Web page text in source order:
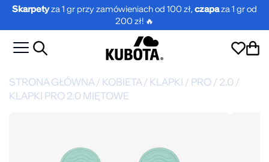
Skarpetyza 1 gr przy zamówieniach od 100 zł,czapaza 1 gr od
200 zł! 🔥
STRONA GŁÓWNA / KOBIETA / KLAPKI / PRO / 2.0 /
KLAPKI PRO 2.0 MIĘTOWE